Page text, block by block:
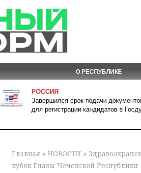
О РЕСПУБЛИКЕ
РОССИЯ
Завершился срок подачи
для регистрации кандидатов в
Главная » НОВОСТИ »
кубок Главы Чеченской Республики